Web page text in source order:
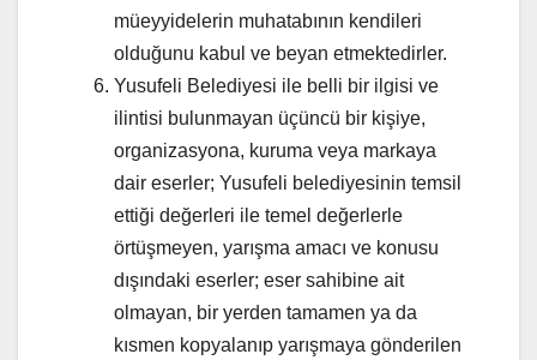
müeyyidelerin muhatabının kendileri
olduğunu kabul ve beyan etmektedirler.
Yusufeli Belediyesi ile belli bir ilgisi ve
ilintisi bulunmayan üçüncü bir kişiye,
organizasyona, kuruma veya markaya
dair eserler; Yusufeli belediyesinin temsil
ettiği değerleri ile temel değerlerle
örtüşmeyen, yarışma amacı ve konusu
dışındaki eserler; eser sahibine ait
olmayan, bir yerden tamamen ya da
kısmen kopyalanıp yarışmaya gönderilen